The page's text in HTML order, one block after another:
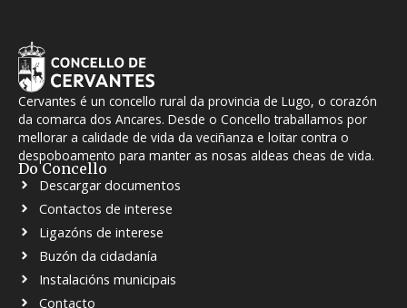
Cervantes é un concello rural da provincia de Lugo, o corazón
da comarca dos Ancares. Desde o Concello traballamos por
mellorar a calidade de vida da veciñanza e loitar contra o
despoboamento para manter as nosas aldeas cheas de vida.
Do Concello
Descargar documentos
Contactos de interese
Ligazóns de interese
Buzón da cidadanía
Instalacións municipais
Contacto